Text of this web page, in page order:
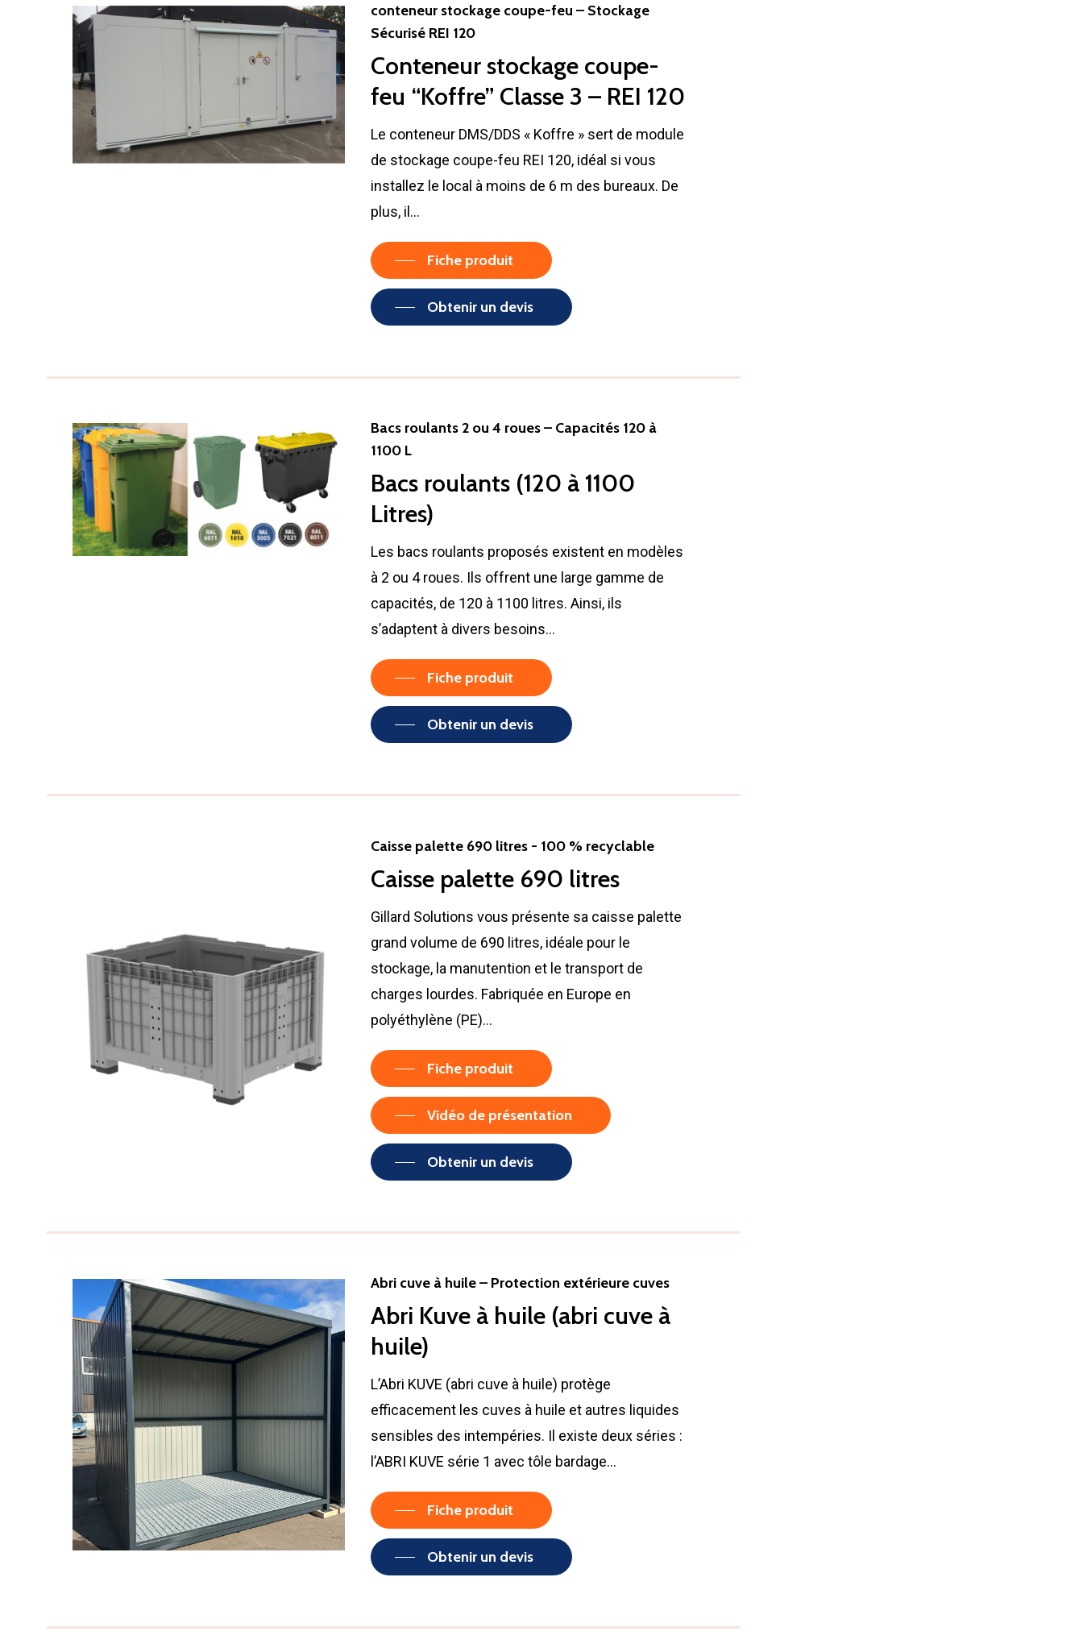
conteneur stockage coupe-feu – Stockage
Sécurisé REI 120
Conteneur stockage coupe-
feu “Koffre” Classe 3 – REI 120
Le conteneur DMS/DDS « Koffre » sert de module
de stockage coupe-feu REI 120, idéal si vous
installez le local à moins de 6 m des bureaux. De
plus, il…
Fiche produit
Obtenir un devis
Bacs roulants 2 ou 4 roues – Capacités 120 à
1100 L
Bacs roulants (120 à 1100
Litres)
Les bacs roulants proposés existent en modèles
à 2 ou 4 roues. Ils offrent une large gamme de
capacités, de 120 à 1100 litres. Ainsi, ils
s’adaptent à divers besoins…
Fiche produit
Obtenir un devis
Caisse palette 690 litres - 100 % recyclable
Caisse palette 690 litres
Gillard Solutions vous présente sa caisse palette
grand volume de 690 litres, idéale pour le
stockage, la manutention et le transport de
charges lourdes. Fabriquée en Europe en
polyéthylène (PE)…
Fiche produit
Vidéo de présentation
Obtenir un devis
Abri cuve à huile – Protection extérieure cuves
Abri Kuve à huile (abri cuve à
huile)
L’Abri KUVE (abri cuve à huile) protège
efficacement les cuves à huile et autres liquides
sensibles des intempéries. Il existe deux séries :
l’ABRI KUVE série 1 avec tôle bardage…
Fiche produit
Obtenir un devis